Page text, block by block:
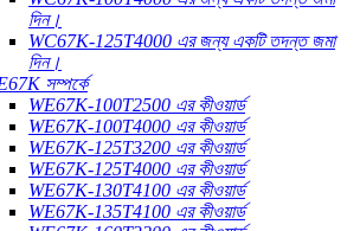
দিন।
WC67K-125T4000 এর জন্য একটি তদন্ত জমা
দিন।
সম্পর্কে
WE67K-100T2500 এর কীওয়ার্ড
WE67K-100T4000 এর কীওয়ার্ড
WE67K-125T3200 এর কীওয়ার্ড
WE67K-125T4000 এর কীওয়ার্ড
WE67K-130T4100 এর কীওয়ার্ড
WE67K-135T4100 এর কীওয়ার্ড